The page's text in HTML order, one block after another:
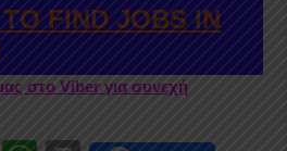
FIND JOBS IN
στο Viber για συνεχή